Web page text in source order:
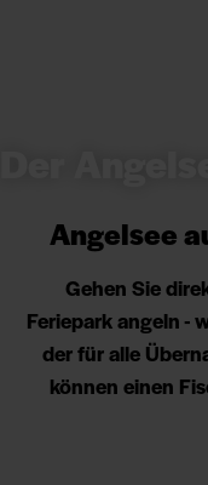
Angelsee
Gehen Sie
Feriepark angeln -
der für alle
können einen